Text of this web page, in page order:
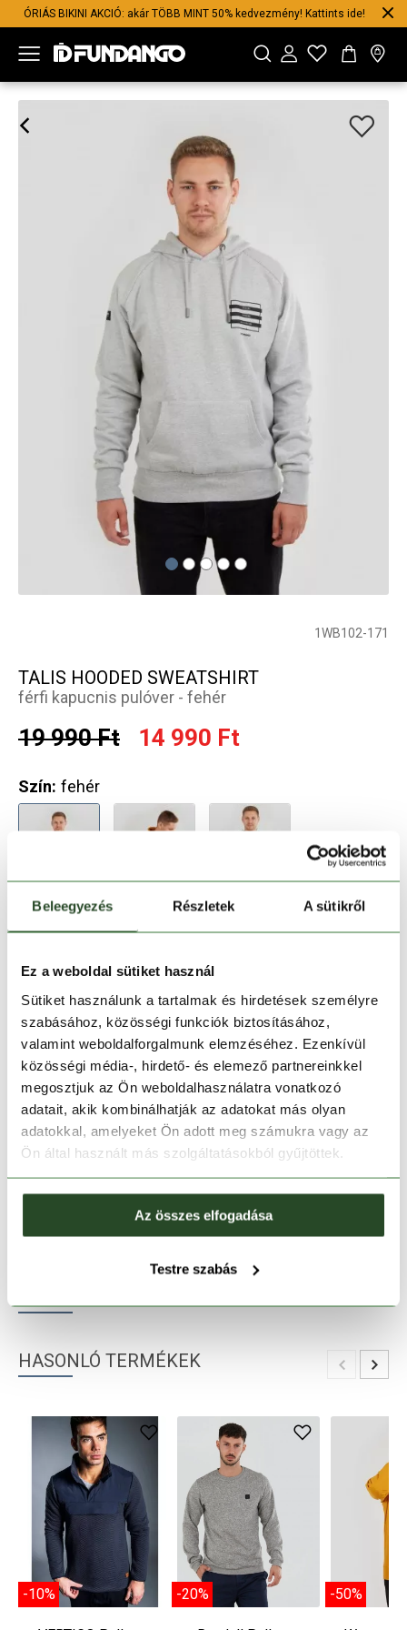
Beleegyezés Részletek A sütikről
Ez a weboldal sütiket használ
Sütiket használunk a tartalmak és hirdetések személyre
szabásához, közösségi funkciók biztosításához,
valamint weboldalforgalmunk elemzéséhez. Ezenkívül
közösségi média-, hirdető- és elemező partnereinkkel
megosztjuk az Ön weboldalhasználatra vonatkozó
adatait, akik kombinálhatják az adatokat más olyan
adatokkal, amelyeket Ön adott meg számukra vagy az
Ön által használt más szolgáltatásokból gyűjtöttek.
Az összes elfogadása
Testre szabás
ÓRIÁS BIKINI AKCIÓ: akár TÖBB MINT 50% kedvezmény! Kattints ide!
1WB102-171
TALIS HOODED SWEATSHIRT
férfi kapucnis pulóver - fehér
19 990 Ft 14 990 Ft
Szín: fehér
M L XL
Kosárba teszem
Melyik üzletben elérhető|Foglalás
30 napos visszaküldés
1-2 munkanapos szállítás
HASONLÓ TERMÉKEK
-10% -20% -50%